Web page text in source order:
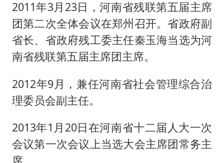
2011年3月23日，河南省残联第五届主席
团第二次全体会议在郑州召开。省政府副
省长、省政府残工委主任秦玉海当选为河
南省残联第五届主席团主席。
2012年9月，兼任河南省社会管理综合治
理委员会副主任。
2013年1月20日在河南省十二届人大一次
会议第一次会议上当选大会主席团常务主